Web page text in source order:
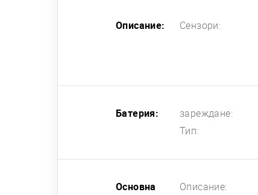
Описание: Сензори:
Батерия: зареждане:
Тип:
Основна
Описание: